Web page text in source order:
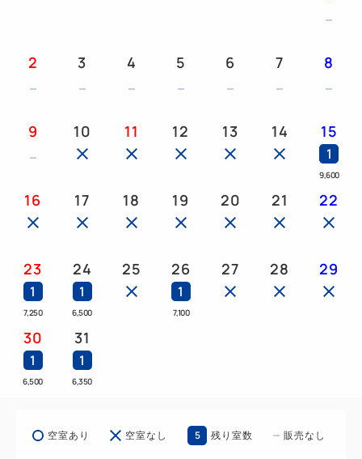
再生PETで作られたシューシャインペーパー、スキ
ンケアセット(メイク落とし・洗顔料・化粧水・クリ
客室アメニティのシャンプー・コンディショナー・ボ
ディソープ、ボディタオル、ドライヤーを高品質な製
最上級のおもてなしを五感で感じていただくサービス
2 3 4 5 6 7 8
9 10 11 12 13 14 15
1
9,600
16 17 18 19 20 21 22
23
1
7,250
24
1
6,500
25 26
1
7,100
27 28 29
30
1
6,500
31
1
6,350
空室あり 空室なし 5 残り室数 販売なし